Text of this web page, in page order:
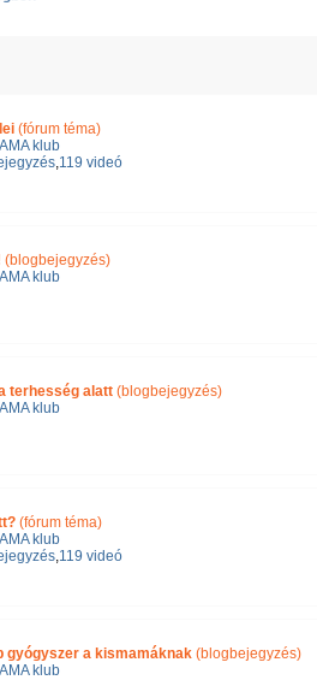
(fórum téma)
klub
,119 videó
(blogbejegyzés)
klub
terhesség alatt (blogbejegyzés)
klub
(fórum téma)
klub
,119 videó
gyógyszer a kismamáknak (blogbejegyzés)
klub